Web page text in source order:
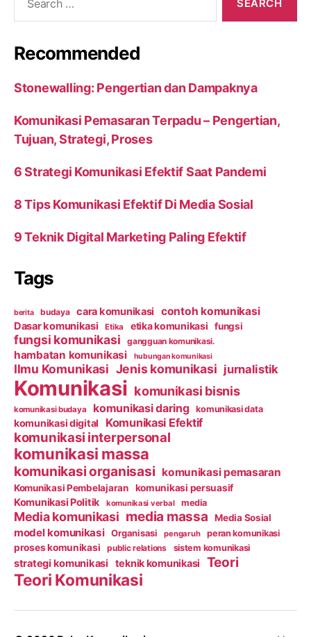
Recommended
Stonewalling: Pengertian dan Dampaknya
Komunikasi Pemasaran Terpadu – Pengertian,
Tujuan, Strategi, Proses
6 Strategi Komunikasi Efektif Saat Pandemi
8 Tips Komunikasi Efektif Di Media Sosial
9 Teknik Digital Marketing Paling Efektif
Tags
berita budaya cara komunikasi contoh komunikasi
Dasar komunikasi Etika etika komunikasi fungsi
fungsi komunikasi gangguan komunikasi.
hambatan komunikasi hubungan komunikasi
Ilmu Komunikasi Jenis komunikasi jurnalistik
Komunikasi komunikasi bisnis
komunikasi budaya komunikasi daring komunikasi data
komunikasi digital Komunikasi Efektif
komunikasi interpersonal
komunikasi massa
komunikasi organisasi komunikasi pemasaran
Komunikasi Pembelajaran komunikasi persuasif
Komunikasi Politik komunikasi verbal media
Media komunikasi media massa Media Sosial
model komunikasi Organisasi pengaruh peran komunikasi
proses komunikasi public relations sistem komunikasi
strategi komunikasi teknik komunikasi Teori
Teori Komunikasi